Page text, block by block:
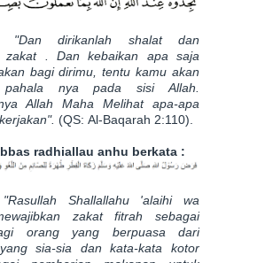
"Dan dirikanlah shalat dan
zakat . Dan kebaikan apa saja
bagi dirimu, tentu kamu akan
pahala nya pada sisi Allah.
Allah Maha Melihat apa-apa
(QS: Al-Baqarah 2:110).
radhiallau anhu berkata :
"Rasullah Shallallahu 'alaihi wa
zakat fitrah sebagai
orang yang berpuasa dari
sia-sia dan kata-kata kotor